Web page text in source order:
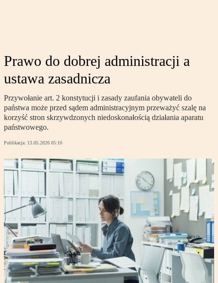
Prawo do dobrej administracji a
ustawa zasadnicza
Przywołanie art. 2 konstytucji i zasady zaufania obywateli do
państwa może przed sądem administracyjnym przeważyć szalę na
korzyść stron skrzywdzonych niedoskonałością działania aparatu
państwowego.
Publikacja: 13.05.2026 05:10